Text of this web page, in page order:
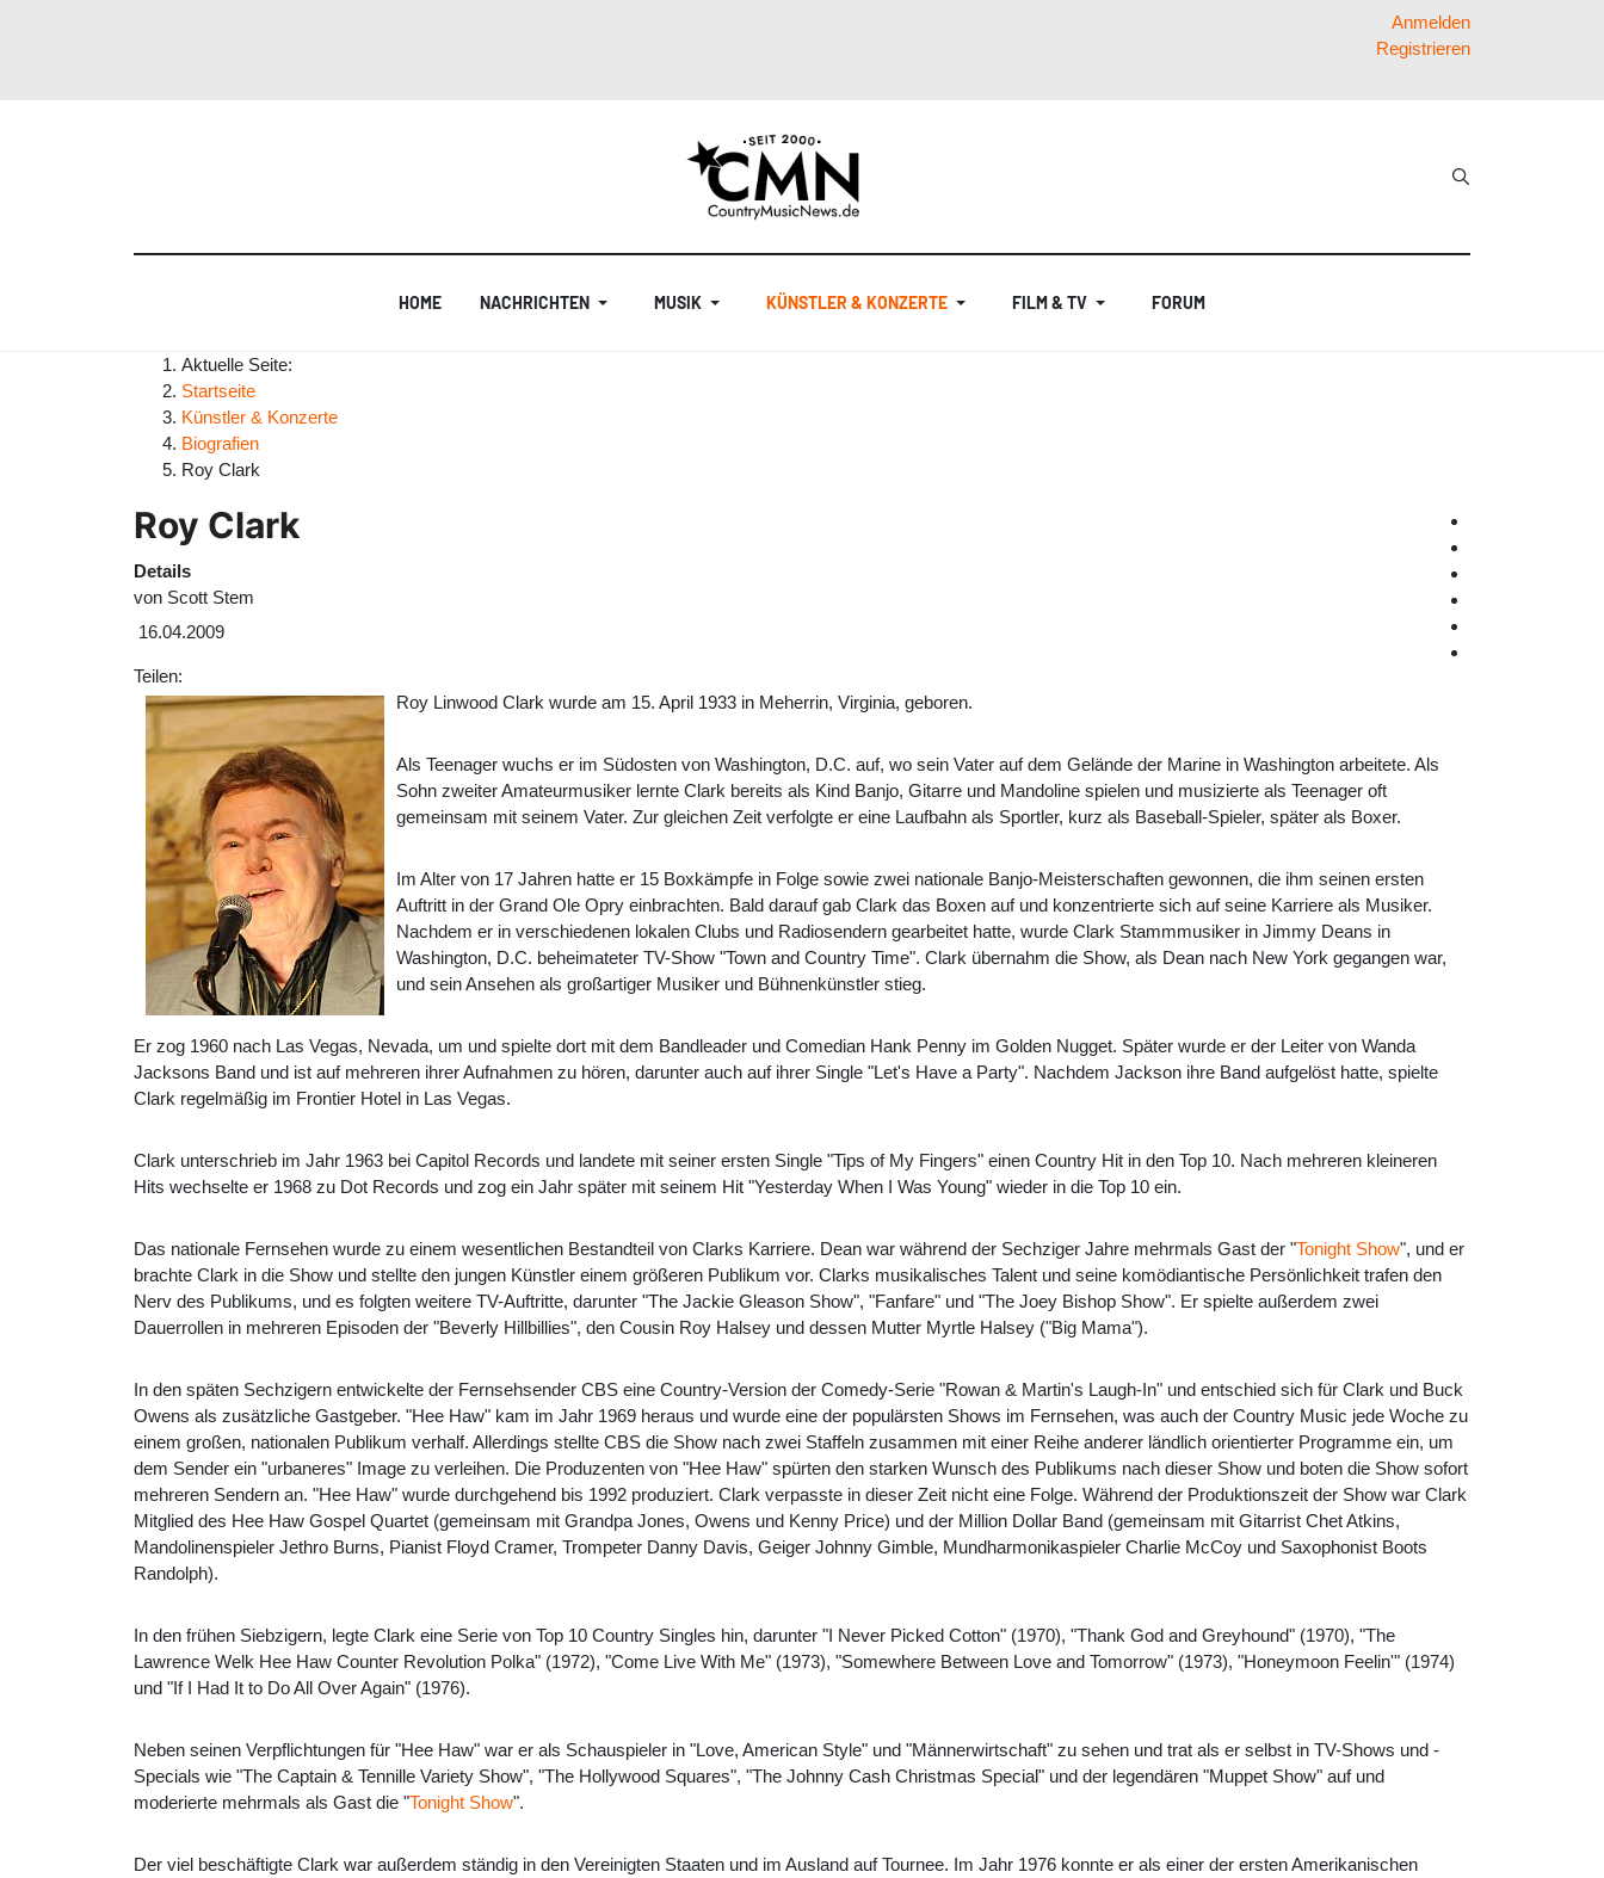
Anmelden
Registrieren
HOME NACHRICHTEN MUSIK KÜNSTLER & KONZERTE FILM & TV FORUM
Aktuelle Seite:
Startseite
Künstler & Konzerte
Biografien
Roy Clark
Roy Clark
Details
von Scott Stem
16.04.2009
Teilen:
Roy Linwood Clark wurde am 15. April 1933 in Meherrin, Virginia, geboren.
Als Teenager wuchs er im Südosten von Washington, D.C. auf, wo sein Vater auf dem Gelände der Marine in Washington arbeitete. Als
Sohn zweiter Amateurmusiker lernte Clark bereits als Kind Banjo, Gitarre und Mandoline spielen und musizierte als Teenager oft
gemeinsam mit seinem Vater. Zur gleichen Zeit verfolgte er eine Laufbahn als Sportler, kurz als Baseball-Spieler, später als Boxer.
Im Alter von 17 Jahren hatte er 15 Boxkämpfe in Folge sowie zwei nationale Banjo-Meisterschaften gewonnen, die ihm seinen ersten
Auftritt in der Grand Ole Opry einbrachten. Bald darauf gab Clark das Boxen auf und konzentrierte sich auf seine Karriere als Musiker.
Nachdem er in verschiedenen lokalen Clubs und Radiosendern gearbeitet hatte, wurde Clark Stammmusiker in Jimmy Deans in
Washington, D.C. beheimateter TV-Show "Town and Country Time". Clark übernahm die Show, als Dean nach New York gegangen war,
und sein Ansehen als großartiger Musiker und Bühnenkünstler stieg.
Er zog 1960 nach Las Vegas, Nevada, um und spielte dort mit dem Bandleader und Comedian Hank Penny im Golden Nugget. Später wurde er der Leiter von Wanda
Jacksons Band und ist auf mehreren ihrer Aufnahmen zu hören, darunter auch auf ihrer Single "Let's Have a Party". Nachdem Jackson ihre Band aufgelöst hatte, spielte
Clark regelmäßig im Frontier Hotel in Las Vegas.
Clark unterschrieb im Jahr 1963 bei Capitol Records und landete mit seiner ersten Single "Tips of My Fingers" einen Country Hit in den Top 10. Nach mehreren kleineren
Hits wechselte er 1968 zu Dot Records und zog ein Jahr später mit seinem Hit "Yesterday When I Was Young" wieder in die Top 10 ein.
Das nationale Fernsehen wurde zu einem wesentlichen Bestandteil von Clarks Karriere. Dean war während der Sechziger Jahre mehrmals Gast der "Tonight Show", und er
brachte Clark in die Show und stellte den jungen Künstler einem größeren Publikum vor. Clarks musikalisches Talent und seine komödiantische Persönlichkeit trafen den
Nerv des Publikums, und es folgten weitere TV-Auftritte, darunter "The Jackie Gleason Show", "Fanfare" und "The Joey Bishop Show". Er spielte außerdem zwei
Dauerrollen in mehreren Episoden der "Beverly Hillbillies", den Cousin Roy Halsey und dessen Mutter Myrtle Halsey ("Big Mama").
In den späten Sechzigern entwickelte der Fernsehsender CBS eine Country-Version der Comedy-Serie "Rowan & Martin's Laugh-In" und entschied sich für Clark und Buck
Owens als zusätzliche Gastgeber. "Hee Haw" kam im Jahr 1969 heraus und wurde eine der populärsten Shows im Fernsehen, was auch der Country Music jede Woche zu
einem großen, nationalen Publikum verhalf. Allerdings stellte CBS die Show nach zwei Staffeln zusammen mit einer Reihe anderer ländlich orientierter Programme ein, um
dem Sender ein "urbaneres" Image zu verleihen. Die Produzenten von "Hee Haw" spürten den starken Wunsch des Publikums nach dieser Show und boten die Show sofort
mehreren Sendern an. "Hee Haw" wurde durchgehend bis 1992 produziert. Clark verpasste in dieser Zeit nicht eine Folge. Während der Produktionszeit der Show war Clark
Mitglied des Hee Haw Gospel Quartet (gemeinsam mit Grandpa Jones, Owens und Kenny Price) und der Million Dollar Band (gemeinsam mit Gitarrist Chet Atkins,
Mandolinenspieler Jethro Burns, Pianist Floyd Cramer, Trompeter Danny Davis, Geiger Johnny Gimble, Mundharmonikaspieler Charlie McCoy und Saxophonist Boots
Randolph).
In den frühen Siebzigern, legte Clark eine Serie von Top 10 Country Singles hin, darunter "I Never Picked Cotton" (1970), "Thank God and Greyhound" (1970), "The
Lawrence Welk Hee Haw Counter Revolution Polka" (1972), "Come Live With Me" (1973), "Somewhere Between Love and Tomorrow" (1973), "Honeymoon Feelin'" (1974)
und "If I Had It to Do All Over Again" (1976).
Neben seinen Verpflichtungen für "Hee Haw" war er als Schauspieler in "Love, American Style" und "Männerwirtschaft" zu sehen und trat als er selbst in TV-Shows und -
Specials wie "The Captain & Tennille Variety Show", "The Hollywood Squares", "The Johnny Cash Christmas Special" und der legendären "Muppet Show" auf und
moderierte mehrmals als Gast die "Tonight Show".
Der viel beschäftigte Clark war außerdem ständig in den Vereinigten Staaten und im Ausland auf Tournee. Im Jahr 1976 konnte er als einer der ersten Amerikanischen